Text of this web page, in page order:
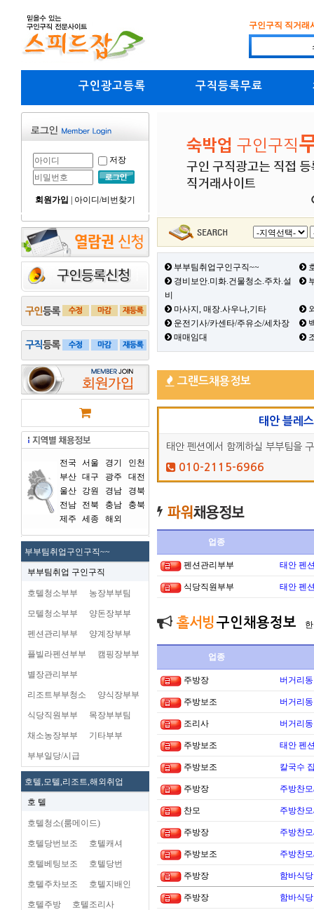
구인구직 직거래
구인광고등록 구직등록무료
저장
회원가입 아이디/비번찾기
전국 서울 경기
인천
부산 대구 광주
대전
울산
강원 경남
경북
전남
전북 충남
충북
제주
세종 해외
부부팀취업구인구직~~
부부팀취업 구인구직
호텔청소부부 농장부부팀
모텔청소부부 양돈장부부
펜션관리부부 양계장부부
플빌라펜션부부 캠핑장부부
별장관리부부
리조트부부청소 양식장부부
식당직원부부 목장부부팀
채소농장부부 기타부부
부부일당/시급
호텔,모텔,리조트,해외취업
호 텔
호텔청소(룸메이드)
호텔당번보조 호텔캐셔
호텔베팅보조 호텔당번
호텔주차보조 호텔지배인
호텔주방 호텔조리사
부부팀취업구인구직~~
경비보안.미화.건물청소.주차.설
비
마사지, 매장.사우나,기타
운전기사/카센타/주유소/세차장
매매임대
그랜드채용정보
태안 블레
태안 펜션에서 함께하실 부부팀을
010-2115-6966
업종
펜션관리부부 태안 펜
식당직원부부 태안 펜
홀서빙 구인채용정보
업종
주방장 버거리
주방보조 버거리
조리사 버거리
주방보조 태안 펜
주방보조 칼국수
주방장 주방찬
찬모 주방찬
주방장 주방찬
주방보조 주방찬
주방장 함바식
주방장 함바식